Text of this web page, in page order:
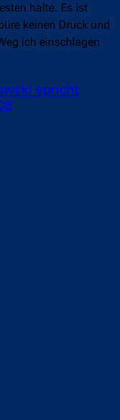
halte. Es ist
keinen Druck und
ich einschlagen
spricht